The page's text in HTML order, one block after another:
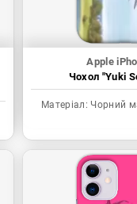
Apple
Чохол "Yuki
Матеріал: Чорний